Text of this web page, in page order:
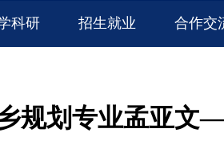
科研 招生就业 合作交
规划专业孟亚